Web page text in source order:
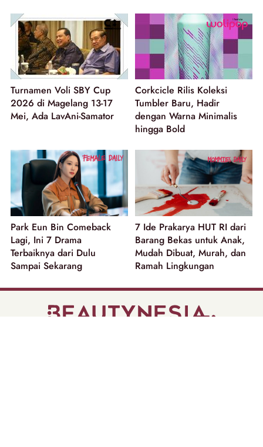
Turnamen Voli SBY Cup
2026 di Magelang 13-17
Mei, Ada LavAni-Samator
Corkcicle Rilis Koleksi
Tumbler Baru, Hadir
dengan Warna Minimalis
hingga Bold
Park Eun Bin Comeback
Lagi, Ini 7 Drama
Terbaiknya dari Dulu
Sampai Sekarang
7 Ide Prakarya HUT RI dari
Barang Bekas untuk Anak,
Mudah Dibuat, Murah, dan
Ramah Lingkungan